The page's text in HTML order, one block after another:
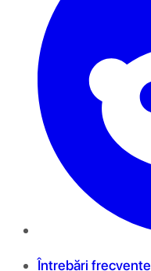
Întrebări frecvente